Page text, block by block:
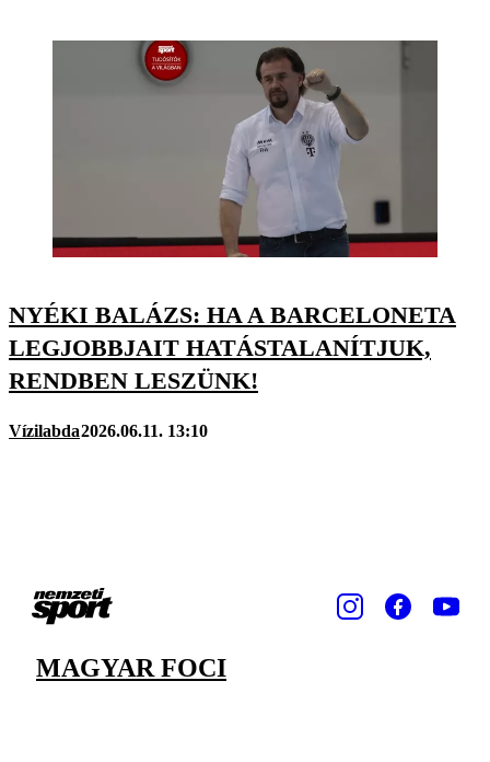
NYÉKI BALÁZS: HA A BARCELONETA
LEGJOBBJAIT HATÁSTALANÍTJUK,
RENDBEN LESZÜNK!
Vízilabda2026.06.11. 13:10
MAGYAR FOCI